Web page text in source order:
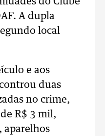
A dupla
local
e aos
duas
no crime,
R$ 3 mil,
aparelhos